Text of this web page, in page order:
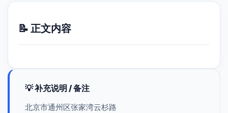
📝 正文内容
💡 补充说明 / 备注
北京市通州区张家湾云杉路